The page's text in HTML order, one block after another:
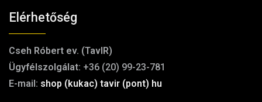
Elérhetőség
Cseh Róbert ev. (TavIR)
Ügyfélszolgálat: +36 (20) 99-23-781
E-mail: shop (kukac) tavir (pont) hu